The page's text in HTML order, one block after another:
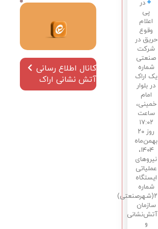
در یک
شرکت
در
پی
اعلام
وقوع
حریق در
شرکت
صنعتی
شماره
یک اراک
در بلوار
امام
خمینی،
ساعت
۱۷:۰۲
روز ۲۰
بهمن‌ماه
۱۴۰۴،
نیروهای
عملیاتی
ایستگاه
شماره
۲(شهرصنعتی)
سازمان
آتش‌نشانی
و
کانال اطلاع رسانی
آتش نشانی اراک